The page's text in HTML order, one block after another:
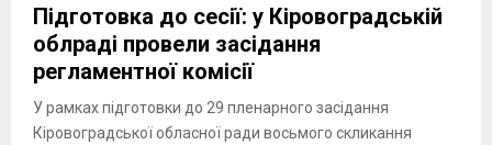
Підготовка до сесії: у Кіровоградській
облраді провели засідання
регламентної комісії
У рамках підготовки до 29 пленарного засідання
Кіровоградської обласної ради восьмого скликання